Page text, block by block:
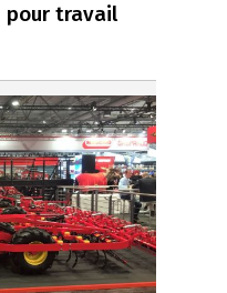
pour travail